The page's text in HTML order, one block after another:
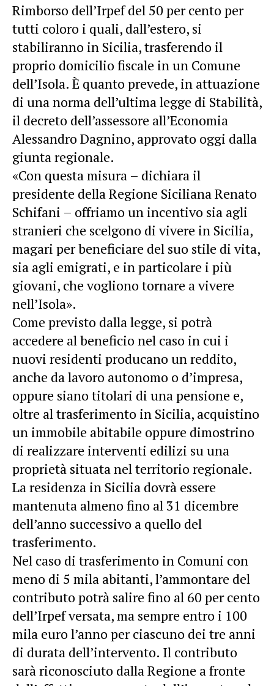
Rimborso dell’Irpef del 50 per cento per
tutti coloro i quali, dall’estero, si
stabiliranno in Sicilia, trasferendo il
proprio domicilio fiscale in un Comune
dell’Isola. È quanto prevede, in attuazione
di una norma dell’ultima legge di Stabilità,
il decreto dell’assessore all’Economia
Alessandro Dagnino, approvato oggi dalla
giunta regionale.
«Con questa misura – dichiara il
presidente della Regione Siciliana Renato
Schifani – offriamo un incentivo sia agli
stranieri che scelgono di vivere in Sicilia,
magari per beneficiare del suo stile di vita,
sia agli emigrati, e in particolare i più
giovani, che vogliono tornare a vivere
nell’Isola».
Come previsto dalla legge, si potrà
accedere al beneficio nel caso in cui i
nuovi residenti producano un reddito,
anche da lavoro autonomo o d’impresa,
oppure siano titolari di una pensione e,
oltre al trasferimento in Sicilia, acquistino
un immobile abitabile oppure dimostrino
di realizzare interventi edilizi su una
proprietà situata nel territorio regionale.
La residenza in Sicilia dovrà essere
mantenuta almeno fino al 31 dicembre
dell’anno successivo a quello del
trasferimento.
Nel caso di trasferimento in Comuni con
meno di 5 mila abitanti, l’ammontare del
contributo potrà salire fino al 60 per cento
dell’Irpef versata, ma sempre entro i 100
mila euro l’anno per ciascuno dei tre anni
di durata dell’intervento. Il contributo
sarà riconosciuto dalla Regione a fronte